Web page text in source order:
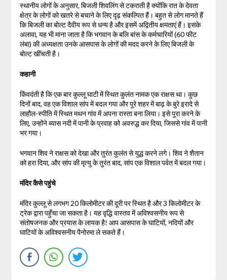
स्थानीय लोगों के अनुसार, बिजली शिवलिंग से टकराती है क्योंकि रात के देवता
क्षेत्र के लोगों को खतरे से बचाने के लिए दृढ़ संकल्पित हैं। बहुत से लोग मानते हैं
कि बिजली का बोल्ट दैवीय रूप से धन्य है और इसमें अद्वितीय क्षमताएं हैं। इसके
अलावा, यह भी माना जाता है कि भगवान के बलि बांस के कर्मचारियों (60 फीट
लंबा) की अध्यक्षता उनके आसपास के लोगों की मदद करने के लिए बिजली के
बोल्ट खींचती है।
कहानी
किंवदंती है कि एक बार कुल्लू घाटी में स्थित कुलंत नामक एक राक्षस था। कुछ
दिनों बाद, वह एक विशाल सांप में बदल गया और पूरे शहर में बाढ़ के बुरे इरादे से
लाहौल-स्पीति में स्थित मथन गांव में अपना रास्ता बना लिया। इसे पूरा करने के
लिए, उन्होंने ब्यास नदी में पानी के प्रवाह को अवरुद्ध कर दिया, जिससे गांव में पानी
भर गया।
भगवान शिव ने राक्षस को देखा और तुरंत कुलंत से युद्ध करने लगे। शिव ने शैतान
को हरा दिया, और सांप की मृत्यु के तुरंत बाद, सांप एक विशाल पर्वत में बदल गया।
मंदिर कैसे पहुंचे
मंदिर कुल्लू से लगभग 20 किलोमीटर की दूरी पर स्थित है और 3 किलोमीटर के
ट्रेक द्वारा पहुँचा जा सकता है। यह वृद्धि वास्तव में अविश्वसनीय रूप से
संतोषजनक और प्रयास के लायक है! आप आसपास के घाटियों, नदियों और
घाटियों के अविश्वसनीय पैनोरमा ले सकते हैं।